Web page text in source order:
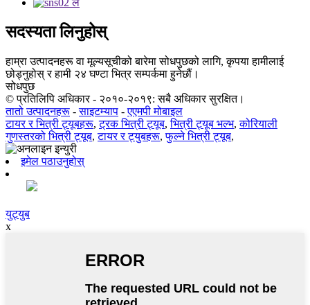
सदस्यता लिनुहोस्
हाम्रा उत्पादनहरू वा मूल्यसूचीको बारेमा सोधपुछको लागि, कृपया हामीलाई
छोड्नुहोस् र हामी २४ घण्टा भित्र सम्पर्कमा हुनेछौं।
सोधपुछ
© प्रतिलिपि अधिकार - २०१०-२०१९: सबै अधिकार सुरक्षित।
तातो उत्पादनहरू -साइटम्याप -एएमपी मोबाइल
टायर र भित्री ट्यूबहरू,ट्रक भित्री ट्यूब,भित्री ट्यूब भल्भ,कोरियाली
गुणस्तरको भित्री ट्यूब,टायर र ट्युबहरू,फुल्ने भित्री ट्यूब,
इमेल पठाउनुहोस्
युट्युब
x